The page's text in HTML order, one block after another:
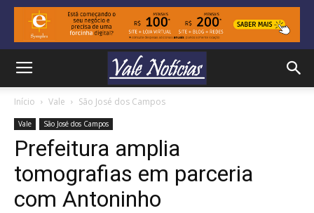
Início Vale São José dos Campos
Vale São José dos Campos
Prefeitura amplia
tomografias em parceria
com Antoninho